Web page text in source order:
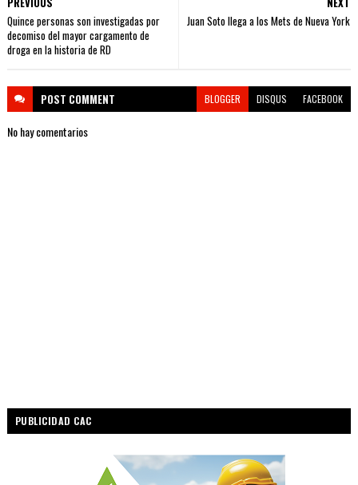
Juan Soto llega a los Mets de Nueva York
Quince personas son investigadas por
decomiso del mayor cargamento de
droga en la historia de RD
POST COMMENT BLOGGER DISQUS FACEBOOK
No hay comentarios
PUBLICIDAD CAC